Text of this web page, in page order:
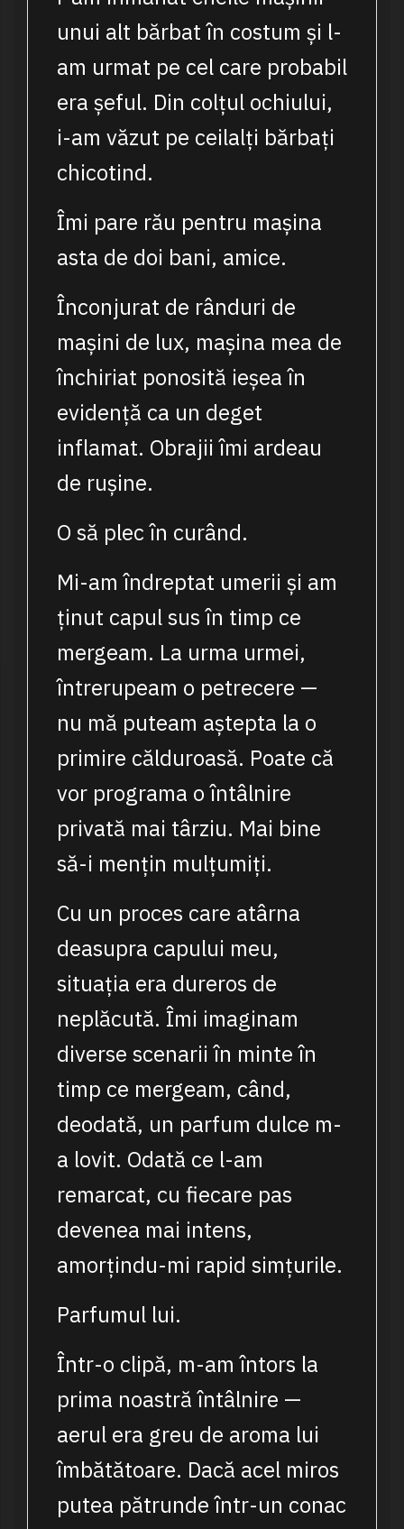
unui alt bărbat în costum și l-
am urmat pe cel care probabil
era șeful. Din colțul ochiului,
i-am văzut pe ceilalți bărbați
chicotind.
Îmi pare rău pentru mașina
asta de doi bani, amice.
Înconjurat de rânduri de
mașini de lux, mașina mea de
închiriat ponosită ieșea în
evidență ca un deget
inflamat. Obrajii îmi ardeau
de rușine.
O să plec în curând.
Mi-am îndreptat umerii și am
ținut capul sus în timp ce
mergeam. La urma urmei,
întrerupeam o petrecere —
nu mă puteam aștepta la o
primire călduroasă. Poate că
vor programa o întâlnire
privată mai târziu. Mai bine
să-i mențin mulțumiți.
Cu un proces care atârna
deasupra capului meu,
situația era dureros de
neplăcută. Îmi imaginam
diverse scenarii în minte în
timp ce mergeam, când,
deodată, un parfum dulce m-
a lovit. Odată ce l-am
remarcat, cu fiecare pas
devenea mai intens,
amorțindu-mi rapid simțurile.
Parfumul lui.
Într-o clipă, m-am întors la
prima noastră întâlnire —
aerul era greu de aroma lui
îmbătătoare. Dacă acel miros
putea pătrunde într-un conac